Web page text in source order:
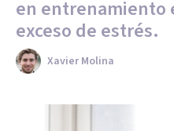
en entrenamiento
exceso de estrés.
Xavier Molina